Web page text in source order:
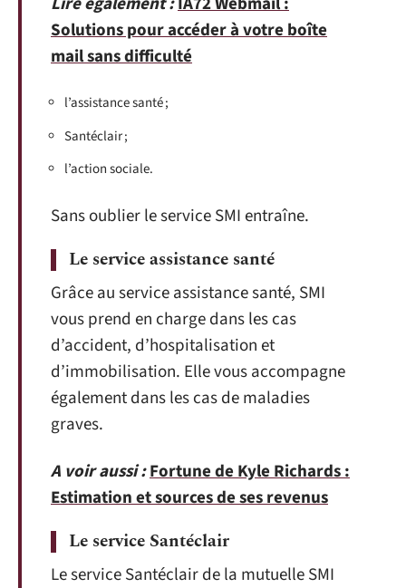
Solutions pour accéder à votre boîte
mail sans difficulté
l’assistance santé ;
Santéclair ;
l’action sociale.
Sans oublier le service SMI entraîne.
Le service assistance santé
Grâce au service assistance santé, SMI
vous prend en charge dans les cas
d’accident, d’hospitalisation et
d’immobilisation. Elle vous accompagne
également dans les cas de maladies
graves.
A voir aussi :Fortune de Kyle Richards :
Estimation et sources de ses revenus
Le service Santéclair
Le service Santéclair de la mutuelle SMI